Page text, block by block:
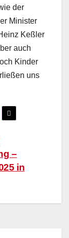
der
Minister
Keßler
auch
Kinder
uns
–
in